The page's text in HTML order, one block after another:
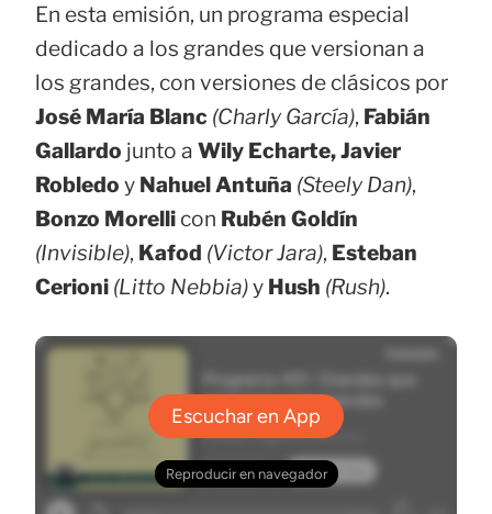
En esta emisión, un programa especial
dedicado a los grandes que versionan a
los grandes, con versiones de clásicos por
José María Blanc (Charly García), Fabián
Gallardo junto a Wily Echarte, Javier
Robledo y Nahuel Antuña (Steely Dan),
Bonzo Morelli con Rubén Goldín
(Invisible), Kafod (Victor Jara), Esteban
Cerioni (Litto Nebbia)y Hush (Rush).